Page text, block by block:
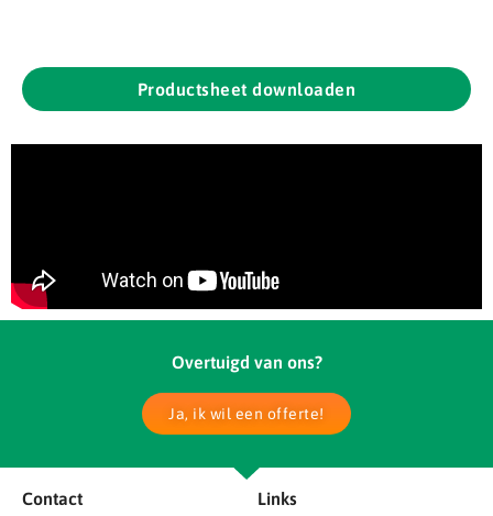
Productsheet downloaden
Overtuigd van ons?
Ja, ik wil een offerte!
Contact Links